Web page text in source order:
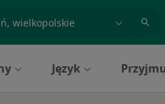
lub dzielnica
Język